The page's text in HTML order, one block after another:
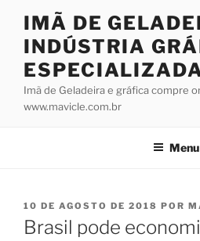
conteúdo
IMÃ DE
INDÚSTRIA
Imã de Geladeira e gráfica compre
www.mavicle.com.br
Menu
PUBLICADO
EM
10 DE AGOSTO DE 2018 POR
Brasil pode